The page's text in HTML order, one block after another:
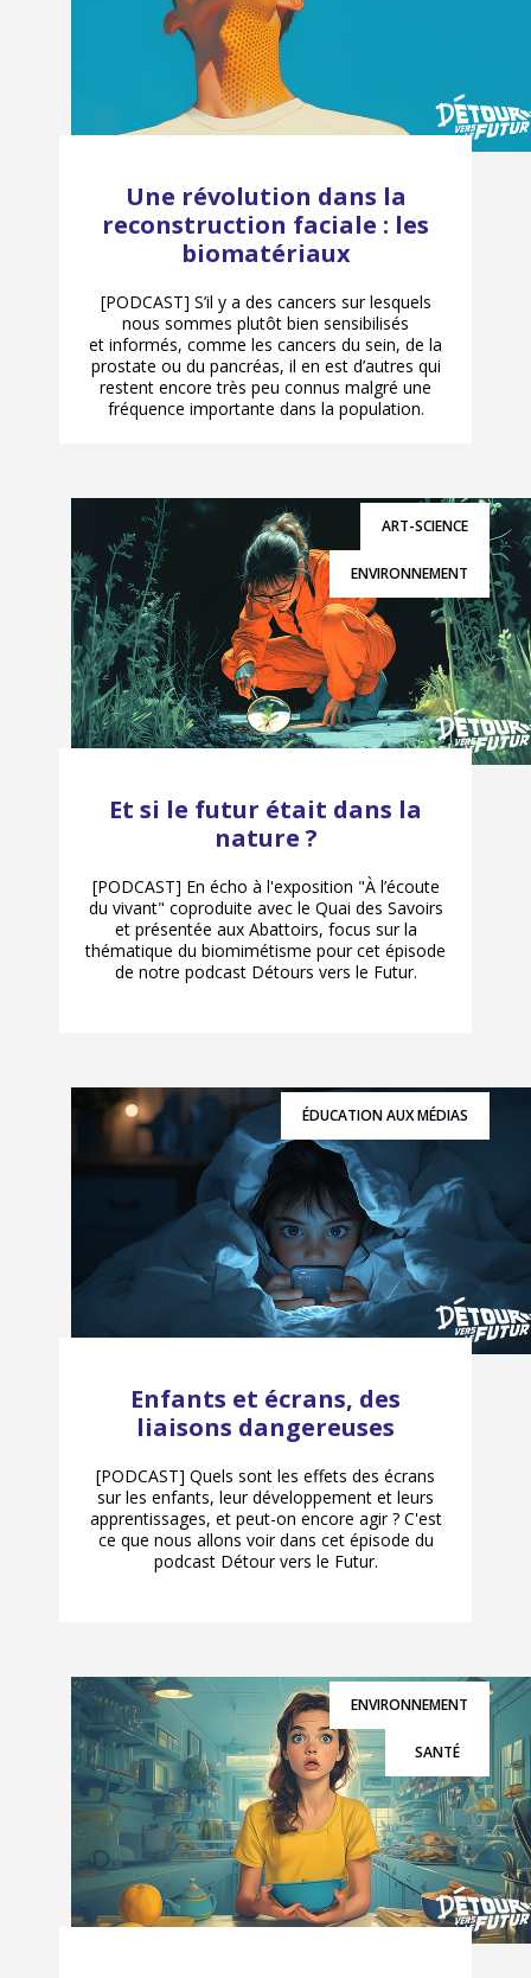
Une révolution dans la
reconstruction faciale : les
biomatériaux
[PODCAST] S’il y a des cancers sur lesquels
nous sommes plutôt bien sensibilisés
et informés, comme les cancers du sein, de la
prostate ou du pancréas, il en est d’autres qui
restent encore très peu connus malgré une
fréquence importante dans la population.
ART-SCIENCE
ENVIRONNEMENT
Et si le futur était dans la
nature ?
[PODCAST] En écho à l'exposition "À l’écoute
du vivant" coproduite avec le Quai des Savoirs
et présentée aux Abattoirs, focus sur la
thématique du biomimétisme pour cet épisode
de notre podcast Détours vers le Futur.
ÉDUCATION AUX MÉDIAS
Enfants et écrans, des
liaisons dangereuses
[PODCAST] Quels sont les effets des écrans
sur les enfants, leur développement et leurs
apprentissages, et peut-on encore agir ? C'est
ce que nous allons voir dans cet épisode du
podcast Détour vers le Futur.
ENVIRONNEMENT
SANTÉ